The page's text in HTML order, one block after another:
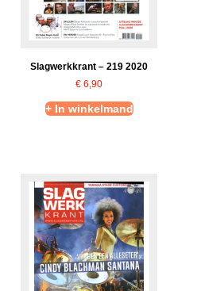
Slagwerkkrant – 219 2020
€ 6,90
+ In winkelmand